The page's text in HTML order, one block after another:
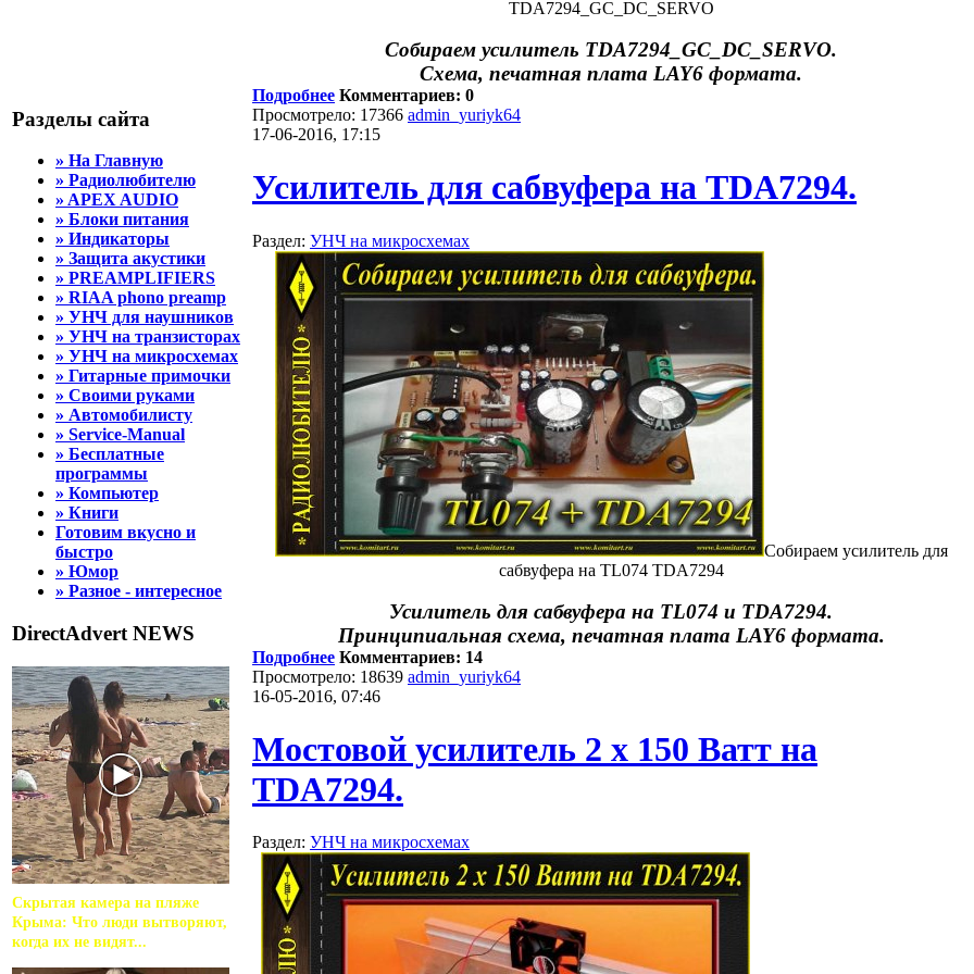
Разделы сайта
» На Главную
» Радиолюбителю
» APEX AUDIO
» Блоки питания
» Индикаторы
» Защита акустики
» PREAMPLIFIERS
» RIAA phono preamp
» УНЧ для наушников
» УНЧ на транзисторах
» УНЧ на микросхемах
» Гитарные примочки
» Своими руками
» Автомобилисту
» Service-Manual
» Бесплатные
программы
» Компьютер
» Книги
Готовим вкусно и
быстро
» Юмор
» Разное - интересное
DirectAdvert NEWS
Скрытая камера на пляже
Крыма: Что люди вытворяют,
когда их не видят...
TDA7294_GC_DC_SERVO
Собираем усилитель TDA7294_GC_DC_SERVO.
Схема, печатная плата LAY6 формата.
Подробнее Комментариев: 0
Просмотрело: 17366 admin_yuriyk64
17-06-2016, 17:15
Усилитель для сабвуфера на TDA7294.
Раздел: УНЧ на микросхемах
Собираем усилитель для
сабвуфера на TL074 TDA7294
Усилитель для сабвуфера на TL074 и TDA7294.
Принципиальная схема, печатная плата LAY6 формата.
Подробнее Комментариев: 14
Просмотрело: 18639 admin_yuriyk64
16-05-2016, 07:46
Мостовой усилитель 2 х 150 Ватт на
TDA7294.
Раздел: УНЧ на микросхемах